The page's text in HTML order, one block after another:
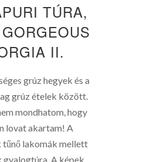
TÚRA,
II.
grúz hegyek és a
grúz ételek között.
mondhatom, hogy
lovat akartam! A
tűnő lakomák mellett
gyalogtúra. A képek